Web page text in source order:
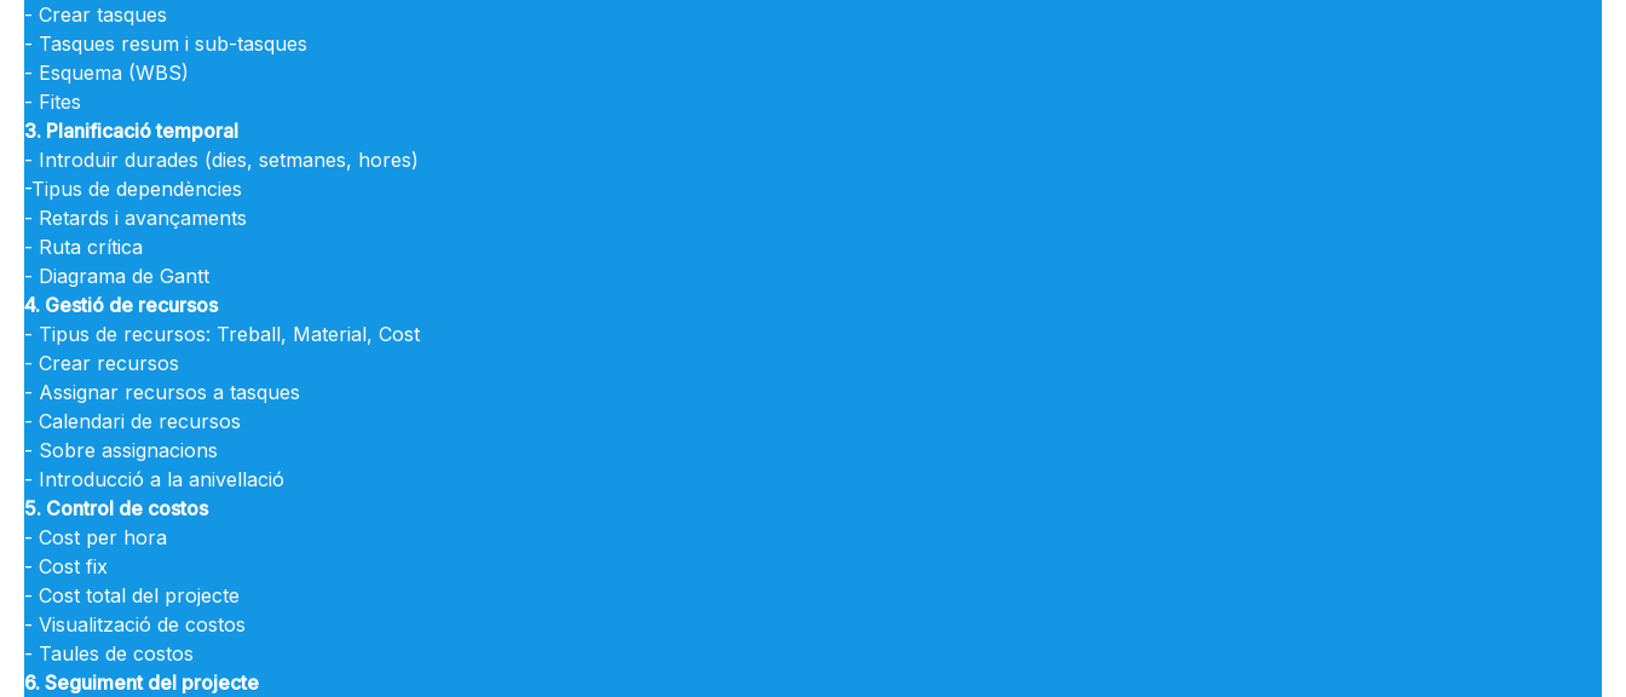
- Crear tasques
- Tasques resum i sub-tasques
- Esquema (WBS)
- Fites
3. Planificació temporal
- Introduir durades (dies, setmanes, hores)
-Tipus de dependències
- Retards i avançaments
- Ruta crítica
- Diagrama de Gantt
4. Gestió de recursos
- Tipus de recursos: Treball, Material, Cost
- Crear recursos
- Assignar recursos a tasques
- Calendari de recursos
- Sobre assignacions
- Introducció a la anivellació
5. Control de costos
- Cost per hora
- Cost fix
- Cost total del projecte
- Visualització de costos
- Taules de costos
6. Seguiment del projecte